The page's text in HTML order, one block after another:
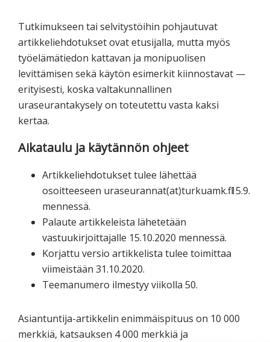
Tutkimukseen tai selvitystöihin pohjautuvat
artikkeliehdotukset ovat etusijalla, mutta myös
työelämätiedon kattavan ja monipuolisen
levittämisen sekä käytön esimerkit kiinnostavat —
erityisesti, koska valtakunnallinen
uraseurantakysely on toteutettu vasta kaksi
kertaa.
Aikataulu ja käytännön ohjeet
Artikkeliehdotukset tulee lähettää
osoitteeseen uraseurannat(at)turkuamk.fi 15.9.
mennessä.
Palaute artikkeleista lähetetään
vastuukirjoittajalle 15.10.2020 mennessä.
Korjattu versio artikkelista tulee toimittaa
viimeistään 31.10.2020.
Teemanumero ilmestyy viikolla 50.
Asiantuntija-artikkelin enimmäispituus on 10 000
merkkiä, katsauksen 4 000 merkkiä ja